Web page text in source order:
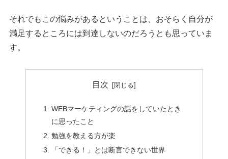
それでもこの悩みがあるということは、おそらく自分が
満足するところには到達しないのだろうとも思っていま
す。
目次
WEBマーケティングの話をしていたとき
に思ったこと
勉強を教える方が楽
「できる！」とは断言できない世界